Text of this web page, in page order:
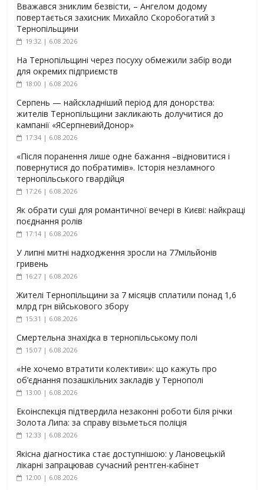
Вважався зниклим безвісти, – Ангелом додому
повертається захисник Михайло Скоробогатий з
Тернопільщини
19:32 | 6.08.2026
На Тернопільщині через посуху обмежили забір води
для окремих підприємств
18:00 | 6.08.2026
Серпень — найскладніший період для донорства:
жителів Тернопільщини закликають долучитися до
кампанії «ЯСерпневийДонор»
17:34 | 6.08.2026
«Після поранення лише одне бажання –відновитися і
повернутися до побратимів». Історія незламного
тернопільського гвардійця
17:26 | 6.08.2026
Як обрати суші для романтичної вечері в Києві: найкращі
поєднання ролів
17:14 | 6.08.2026
У липні митні надходження зросли на 77мільйонів
гривень
16:27 | 6.08.2026
Жителі Тернопільщини за 7 місяців сплатили понад 1,6
млрд грн військового збору
15:31 | 6.08.2026
Смертельна знахідка в тернопільському полі
15:07 | 6.08.2026
«Не хочемо втратити колективи»: що кажуть про
об’єднання позашкільних закладів у Тернополі
13:00 | 6.08.2026
Екоінспекція підтвердила незаконні роботи біля річки
Золота Липа: за справу візьметься поліція
12:33 | 6.08.2026
Якісна діагностика стає доступнішою: у Лановецькій
лікарні запрацював сучасний рентген-кабінет
12:00 | 6.08.2026